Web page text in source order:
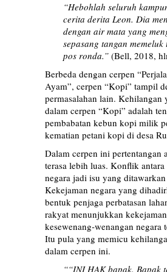
“Hebohlah seluruh
cerita derita Leon. Dia
dengan air mata yang
sepasang tangan
pos ronda.” (Bell, 2018,
Berbeda dengan cerpen
Ayam”, cerpen “Kopi” tampil
permasalahan lain. Kehilangan
dalam cerpen “Kopi” adalah
pembabatan kebun kopi milik
kematian petani kopi di desa
Dalam cerpen ini pertentangan
terasa lebih luas. Konflik
negara jadi isu yang
Kekejaman negara yang
bentuk penjaga perbatasan
rakyat menunjukkan
kesewenang-wenangan negara
Itu pula yang memicu
dalam cerpen ini.
““INI HAK bapak. Bapak